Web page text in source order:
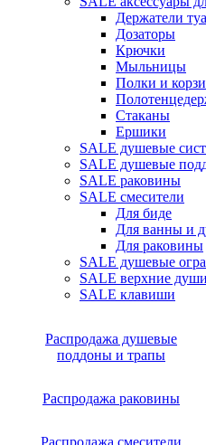
Держатели
Дозаторы
Крючки
Мыльницы
Полки и
Стаканы
Ершики
SALE душевые
SALE душевые
SALE раковины
SALE смесители
Для биде
Для ванны и
Для раковины
SALE душевые
SALE верхние души
SALE клавиши
Распродажа душевые
поддоны и трапы
Распродажа раковины